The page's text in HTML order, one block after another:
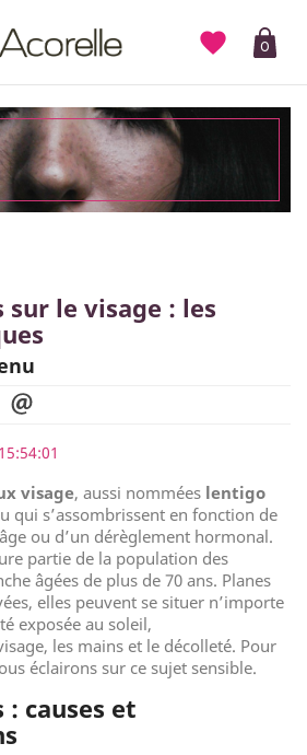
0

sur le visage : les
visage, aussi nommées lentigo
qui s’assombrissent en fonction de
ou d’un dérèglement hormonal.
partie de la population des
âgées de plus de 70 ans. Planes
elles peuvent se situer n’importe
exposée au soleil,
les mains et le décolleté. Pour
éclairons sur ce sujet sensible.
: causes et